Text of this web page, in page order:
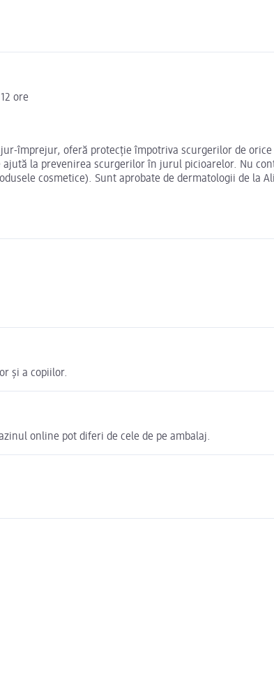
ore
împrejur, oferă protecție împotriva scurgerilor de orice
la prevenirea scurgerilor în jurul picioarelor. Nu
cosmetice). Sunt aprobate de dermatologii de la
și a copiilor.
online pot diferi de cele de pe ambalaj.